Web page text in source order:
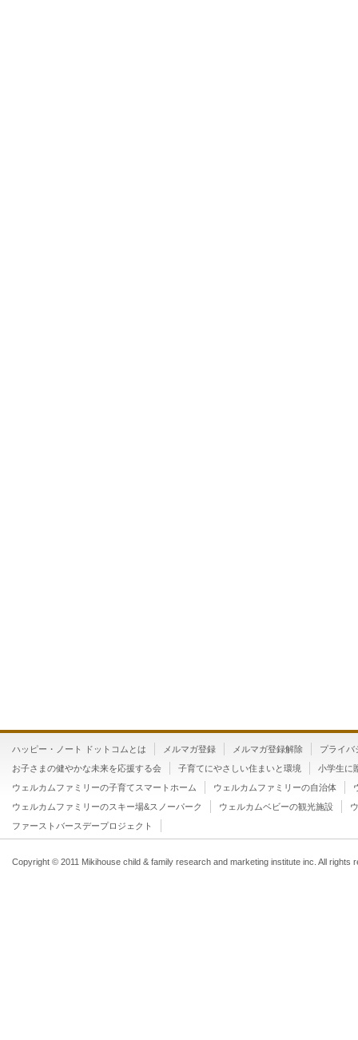
ハッピー・ノート ドットコムとは メルマガ登録 メルマガ登録解除
プライバ
お子さまの健やかな未来を応援する会
子育てにやさしい住まいと環境
小学生に
ウェルカムファミリーの子育てスマートホーム
ウェルカムファミリーの自治体
ウェルカムファミリーのスキー場&スノーパーク
ウェルカムベビーの観光施設
ファーストバースデープロジェクト
Copyright © 2011 Mikihouse child & family research and marketing institute inc. All rights